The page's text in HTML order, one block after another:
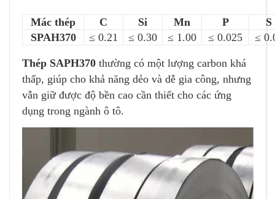
Mác thép C Si Mn P
S
SPAH370
≤ 0.21 ≤ 0.30 ≤ 1.00 ≤ 0.025 ≤
Thép SAPH370 thường có một lượng carbon khá
thấp, giúp cho khả năng dẻo và dễ gia công, nhưng
vẫn giữ được độ bền cao cần thiết cho các ứng
dụng trong ngành ô tô.